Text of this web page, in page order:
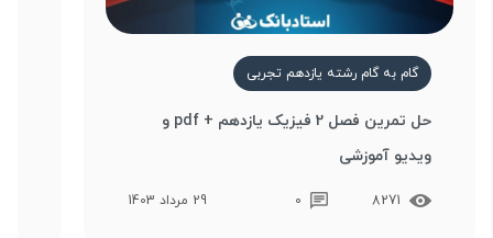
گام به گام رشته یازدهم تجربی
حل تمرین فصل 2 فیزیک یازدهم + pdf و
ویدیو آموزشی
8271
0 29 مرداد 1403